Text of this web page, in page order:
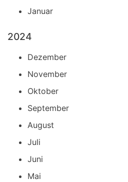
Januar
2024
Dezember
November
Oktober
September
August
Juli
Juni
Mai